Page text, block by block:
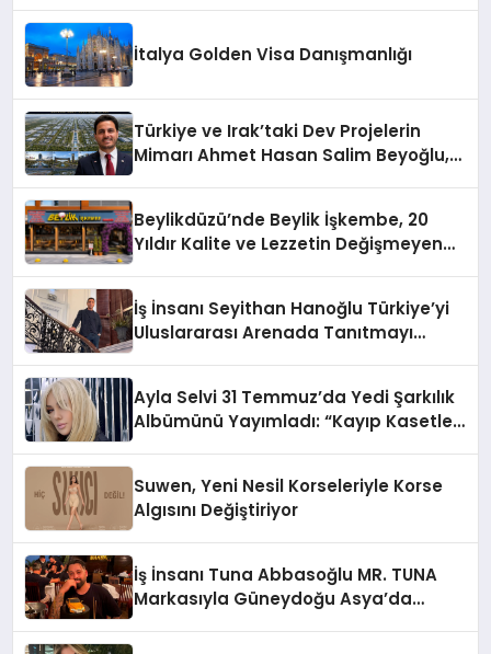
İtalya Golden Visa Danışmanlığı
Türkiye ve Irak’taki Dev Projelerin
Mimarı Ahmet Hasan Salim Beyoğlu,
Hayata Geçirecek
Beylikdüzü’nde Beylik İşkembe, 20
Yıldır Kalite ve Lezzetin Değişmeyen
İş İnsanı Seyithan Hanoğlu Türkiye’yi
Uluslararası Arenada Tanıtmayı
Ayla Selvi 31 Temmuz’da Yedi Şarkılık
Albümünü Yayımladı: “Kayıp Kasetler
Suwen, Yeni Nesil Korseleriyle Korse
Algısını Değiştiriyor
İş İnsanı Tuna Abbasoğlu MR. TUNA
Markasıyla Güneydoğu Asya’da